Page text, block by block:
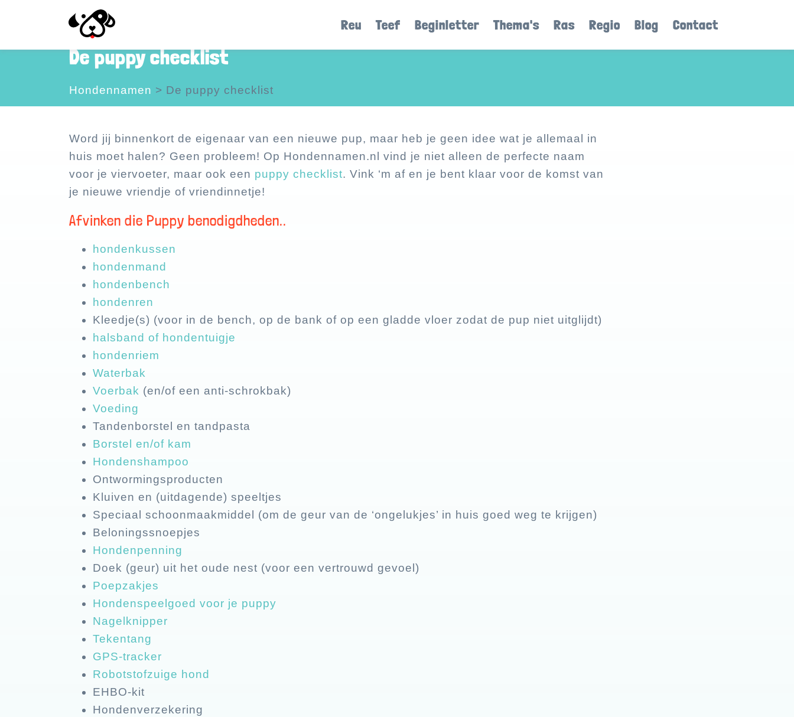
Reu Teef Beginletter Thema's Ras Regio Blog Contact
De puppy checklist
Hondennamen > De puppy checklist
Word jij binnenkort de eigenaar van een nieuwe pup, maar heb je geen idee wat je allemaal in
huis moet halen? Geen probleem! Op Hondennamen.nl vind je niet alleen de perfecte naam
voor je viervoeter, maar ook een puppy checklist. Vink ‘m af en je bent klaar voor de komst van
je nieuwe vriendje of vriendinnetje!
Afvinken die Puppy benodigdheden..
hondenkussen
hondenmand
hondenbench
hondenren
Kleedje(s) (voor in de bench, op de bank of op een gladde vloer zodat de pup niet uitglijdt)
halsband of hondentuigje
hondenriem
Waterbak
Voerbak (en/of een anti-schrokbak)
Voeding
Tandenborstel en tandpasta
Borstel en/of kam
Hondenshampoo
Ontwormingsproducten
Kluiven en (uitdagende) speeltjes
Speciaal schoonmaakmiddel (om de geur van de ‘ongelukjes’ in huis goed weg te krijgen)
Beloningssnoepjes
Hondenpenning
Doek (geur) uit het oude nest (voor een vertrouwd gevoel)
Poepzakjes
Hondenspeelgoed voor je puppy
Nagelknipper
Tekentang
GPS-tracker
Robotstofzuige hond
EHBO-kit
Hondenverzekering